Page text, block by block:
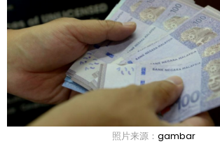
照片来源： gambar